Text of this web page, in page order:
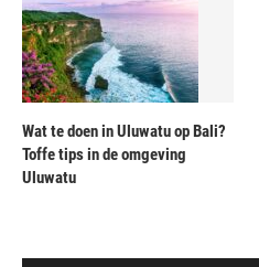
Wat te doen in Uluwatu op Bali?
Toffe tips in de omgeving
Uluwatu